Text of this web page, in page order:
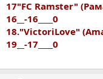
17"FC Ramster"
16__-16____0
18."VictoriLove"
19__-17____0